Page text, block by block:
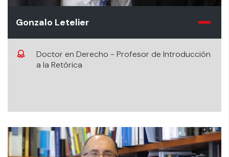
Gonzalo Letelier
Doctor en Derecho - Profesor de Introducción
a la Retórica